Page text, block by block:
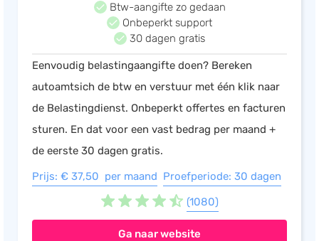
Salarisadministratie
Website
Marketing automation
Support
VoIP
Chat
Helpdesk
Btw-aangifte zo gedaan
Onbeperkt support
30 dagen gratis
Eenvoudig belastingaangifte doen? Bereken
autoamtsich de btw en verstuur met één klik naar
de Belastingdienst. Onbeperkt offertes en facturen
sturen. En dat voor een vast bedrag per maand +
de eerste 30 dagen gratis.
Prijs: € 37,50 per maand Proefperiode: 30 dagen
(1080)
Ga naar website